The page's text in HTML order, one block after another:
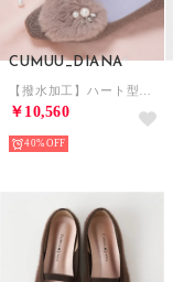
CUMUU_DIANA
￥10,560
40%